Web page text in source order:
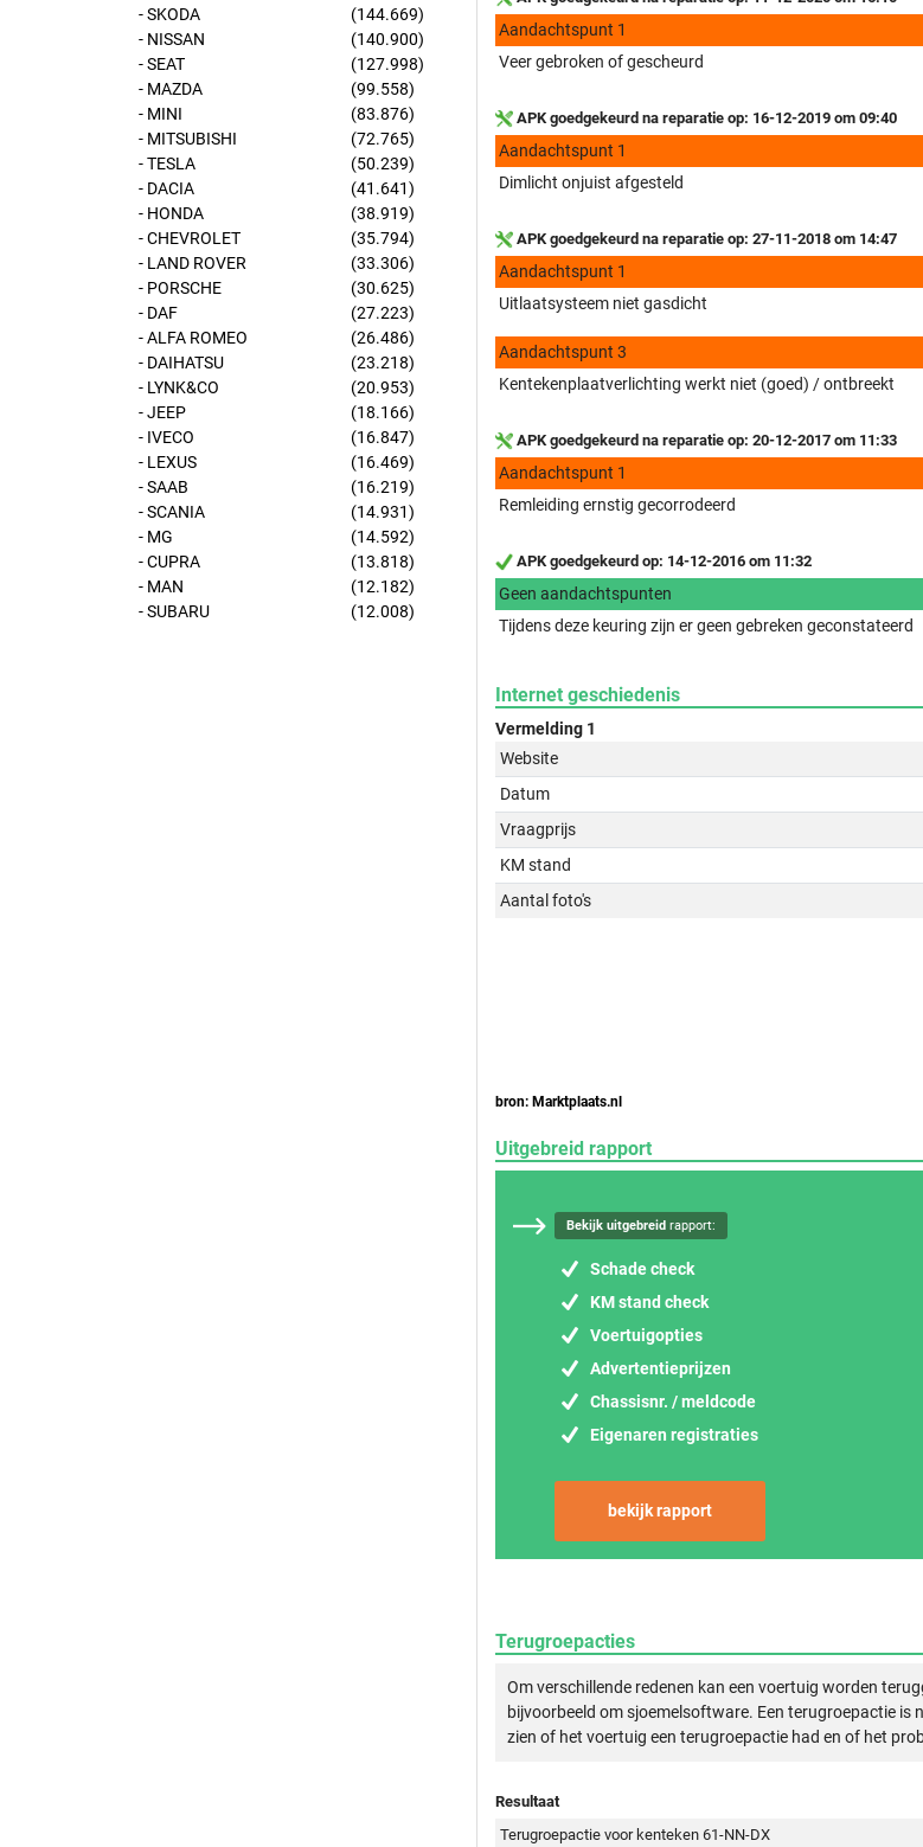
- SKODA
(144.669)
- NISSAN
(140.900)
- SEAT
(127.998)
- MAZDA
(99.558)
- MINI
(83.876)
- MITSUBISHI
(72.765)
- TESLA
(50.239)
- DACIA
(41.641)
- HONDA
(38.919)
- CHEVROLET
(35.794)
- LAND ROVER
(33.306)
- PORSCHE
(30.625)
- DAF
(27.223)
- ALFA ROMEO
(26.486)
- DAIHATSU
(23.218)
- LYNK&CO
(20.953)
- JEEP
(18.166)
- IVECO
(16.847)
- LEXUS
(16.469)
- SAAB
(16.219)
- SCANIA
(14.931)
- MG
(14.592)
- CUPRA
(13.818)
- MAN
(12.182)
- SUBARU
(12.008)
Aandachtspunt 1
Veer gebroken of gescheurd
APK goedgekeurd na reparatie op: 16-12-2019 om 09:40
Aandachtspunt 1
Dimlicht onjuist afgesteld
APK goedgekeurd na reparatie op: 27-11-2018 om 14:47
Aandachtspunt 1
Uitlaatsysteem niet gasdicht
Aandachtspunt 3
Kentekenplaatverlichting werkt niet (goed) / ontbreekt
APK goedgekeurd na reparatie op: 20-12-2017 om 11:33
Aandachtspunt 1
Remleiding ernstig gecorrodeerd
APK goedgekeurd op: 14-12-2016 om 11:32
Geen aandachtspunten
Tijdens deze keuring zijn er geen gebreken geconstateerd
Internet geschiedenis
Vermelding 1
Website
Datum
Vraagprijs
KM stand
Aantal foto's
bron: Marktplaats.nl
Uitgebreid rapport
Bekijk uitgebreid rapport:
Schade check
KM stand check
Voertuigopties
Advertentieprijzen
Chassisnr. / meldcode
Eigenaren registraties
bekijk rapport
Terugroepacties
Om verschillende redenen kan een voertuig worden
bijvoorbeeld om sjoemelsoftware. Een terugroepactie is
zien of het voertuig een terugroepactie had en of het
Resultaat
Terugroepactie voor kenteken 61-NN-DX